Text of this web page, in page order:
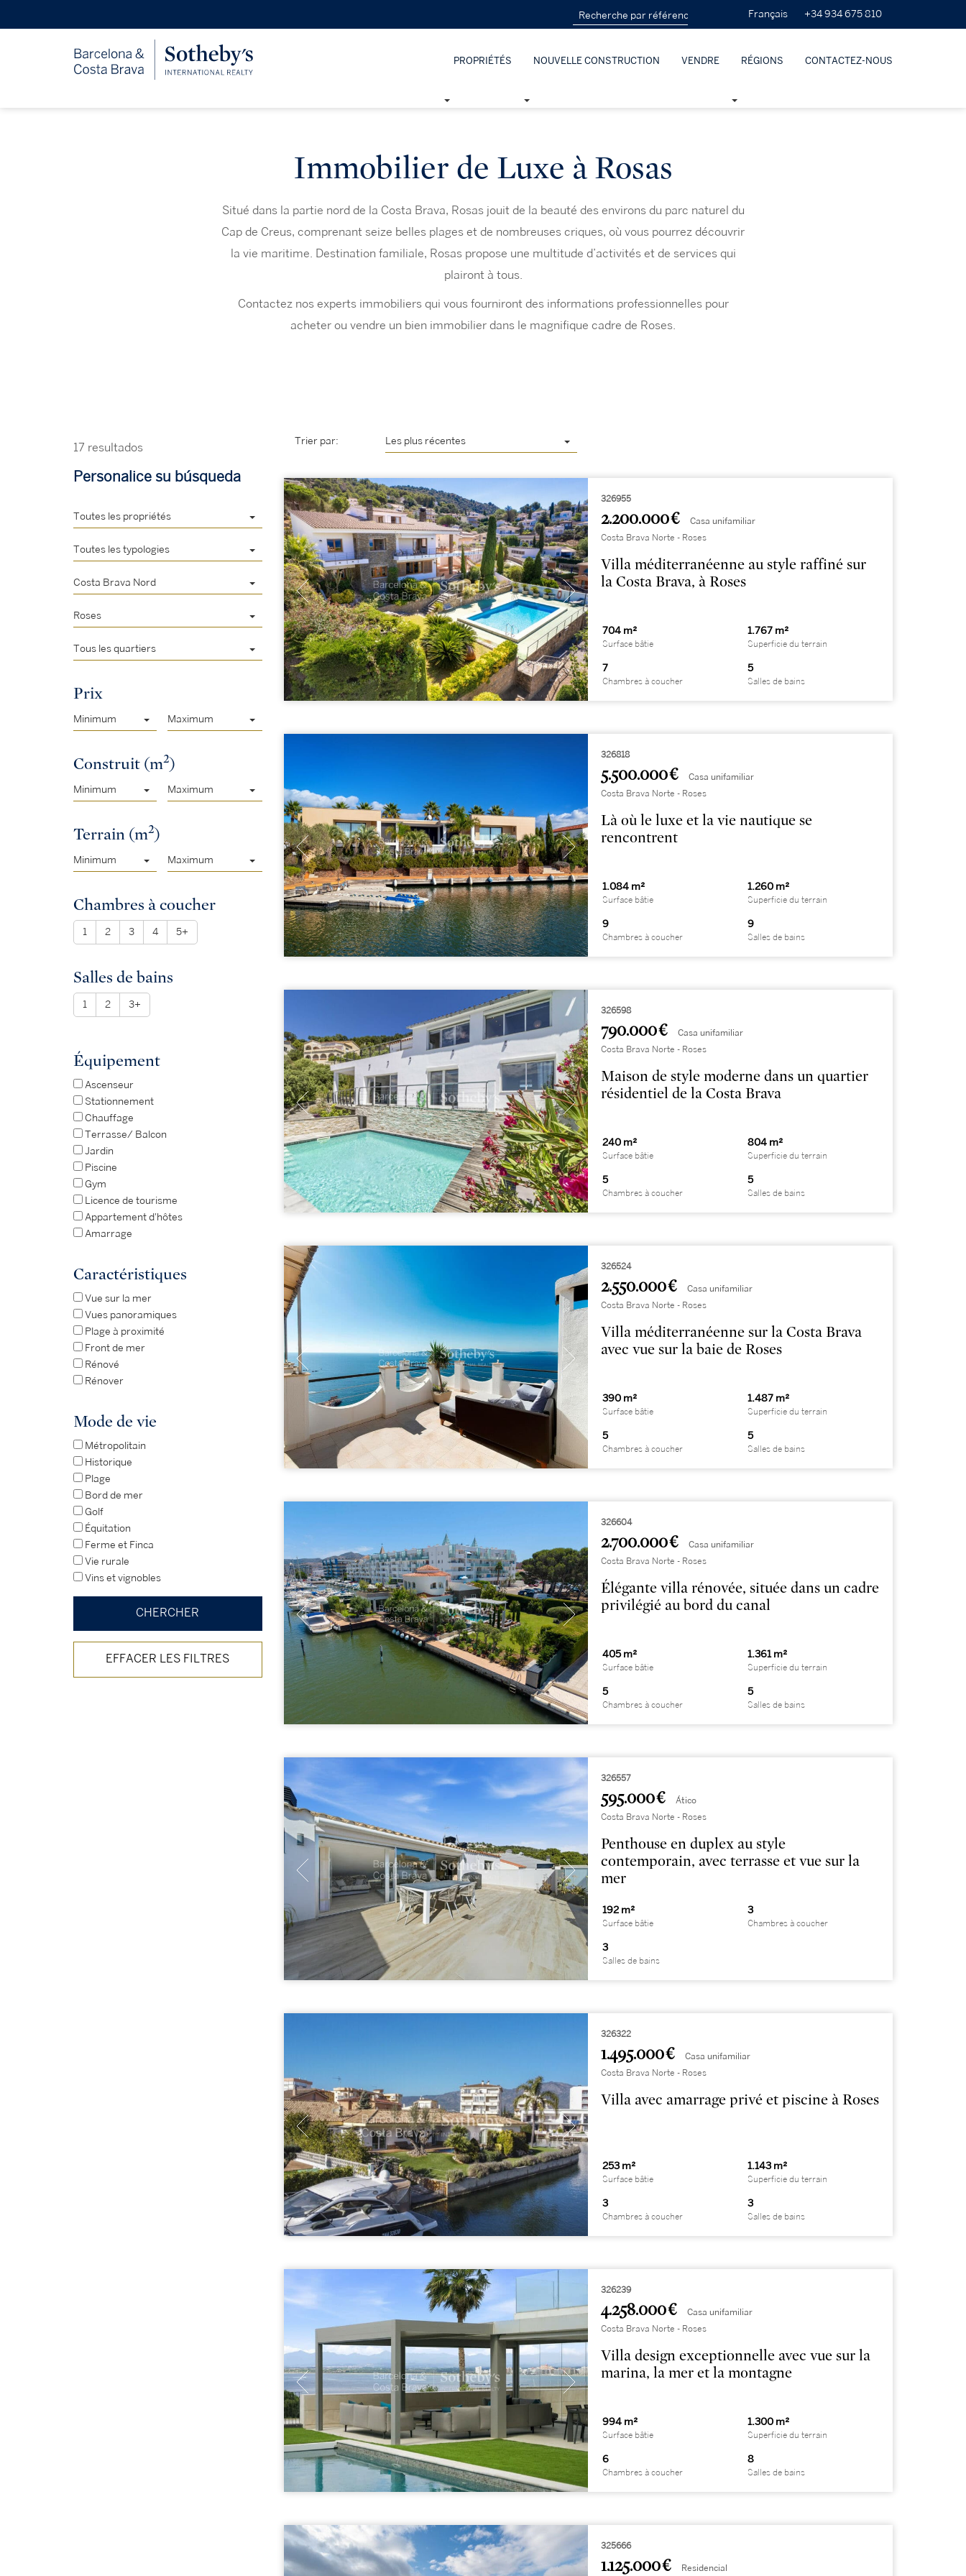
Français +34 934 675 810
PROPRIÉTÉS NOUVELLE CONSTRUCTION VENDRE RÉGIONS CONTACTEZ-NOUS
Immobilier de Luxe à Rosas
Situé dans la partie nord de la Costa Brava, Rosas jouit de la beauté des environs du parc naturel du
Cap de Creus, comprenant seize belles plages et de nombreuses criques, où vous pourrez découvrir
la vie maritime. Destination familiale, Rosas propose une multitude d’activités et de services qui
plairont à tous.
Contactez nos experts immobiliers qui vous fourniront des informations professionnelles pour
acheter ou vendre un bien immobilier dans le magnifique cadre de Roses.
17 resultados
Personalice su búsqueda
Toutes les propriétés
Toutes les typologies
Costa Brava Nord
Roses
Tous les quartiers
Prix
Minimum Maximum
Construit (m2)
Minimum Maximum
Terrain (m2)
Minimum Maximum
Chambres à coucher
1 2 3 4 5+
Salles de bains
1 2 3+
Équipement
Ascenseur
Stationnement
Chauffage
Terrasse/ Balcon
Jardin
Piscine
Gym
Licence de tourisme
Appartement d'hôtes
Amarrage
Caractéristiques
Vue sur la mer
Vues panoramiques
Plage à proximité
Front de mer
Rénové
Rénover
Mode de vie
Métropolitain
Historique
Plage
Bord de mer
Golf
Équitation
Ferme et Finca
Vie rurale
Vins et vignobles
EFFACER LES FILTRES
Trier par: Les plus récentes
326955
2.200.000 € Casa unifamiliar
Costa Brava Norte - Roses
Villa méditerranéenne au style raffiné sur
la Costa Brava, à Roses
704 m²
Surface bâtie
1.767 m²
Superficie du terrain
7
Chambres à coucher
5
Salles de bains
326818
5.500.000 € Casa unifamiliar
Costa Brava Norte - Roses
Là où le luxe et la vie nautique se
rencontrent
1.084 m²
Surface bâtie
1.260 m²
Superficie du terrain
9
Chambres à coucher
9
Salles de bains
326598
790.000 € Casa unifamiliar
Costa Brava Norte - Roses
Maison de style moderne dans un quartier
résidentiel de la Costa Brava
240 m²
Surface bâtie
804 m²
Superficie du terrain
5
Chambres à coucher
5
Salles de bains
326524
2.550.000 € Casa unifamiliar
Costa Brava Norte - Roses
Villa méditerranéenne sur la Costa Brava
avec vue sur la baie de Roses
390 m²
Surface bâtie
1.487 m²
Superficie du terrain
5
Chambres à coucher
5
Salles de bains
326604
2.700.000 € Casa unifamiliar
Costa Brava Norte - Roses
Élégante villa rénovée, située dans un cadre
privilégié au bord du canal
405 m²
Surface bâtie
1.361 m²
Superficie du terrain
5
Chambres à coucher
5
Salles de bains
326557
595.000 € Ático
Costa Brava Norte - Roses
Penthouse en duplex au style
contemporain, avec terrasse et vue sur la
mer
192 m²
Surface bâtie
3
Chambres à coucher
3
Salles de bains
326322
1.495.000 € Casa unifamiliar
Costa Brava Norte - Roses
Villa avec amarrage privé et piscine à Roses
253 m²
Surface bâtie
1.143 m²
Superficie du terrain
3
Chambres à coucher
3
Salles de bains
326239
4.258.000 € Casa unifamiliar
Costa Brava Norte - Roses
Villa design exceptionnelle avec vue sur la
marina, la mer et la montagne
994 m²
Surface bâtie
1.300 m²
Superficie du terrain
6
Chambres à coucher
8
Salles de bains
325666
1.125.000 € Residencial